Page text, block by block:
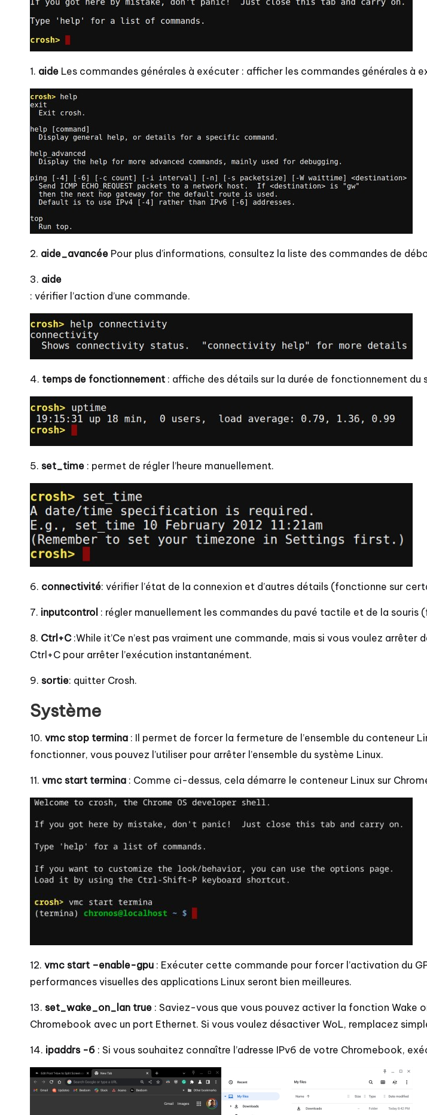
1. aide Les commandes générales à exécuter : afficher les commandes générales à
2. aide_avancée Pour plus d’informations, consultez la liste des commandes de
3. aide
: vérifier l’action d’une commande.
4. temps de fonctionnement : affiche des détails sur la durée de fonctionnement
5. set_time : permet de régler l’heure manuellement.
6. connectivité: vérifier l’état de la connexion et d’autres détails (fonctionne sur
7. inputcontrol : régler manuellement les commandes du pavé tactile et de la souris
8. Ctrl+C:While it’Ce n’est pas vraiment une commande, mais si vous voulez
Ctrl+C pour arrêter l’exécution instantanément.
9. sortie: quitter Crosh.
Système
10. vmc stop termina : Il permet de forcer la fermeture de l’ensemble du conteneur
fonctionner, vous pouvez l’utiliser pour arrêter l’ensemble du système Linux.
11. vmc start termina : Comme ci-dessus, cela démarre le conteneur Linux sur
12. vmc start –enable-gpu : Exécuter cette commande pour forcer l’activation du
performances visuelles des applications Linux seront bien meilleures.
13. set_wake_on_lan true : Saviez-vous que vous pouvez activer la fonction Wake
Chromebook avec un port Ethernet. Si vous voulez désactiver WoL, remplacez
14. ipaddrs -6 : Si vous souhaitez connaître l’adresse IPv6 de votre Chromebook,